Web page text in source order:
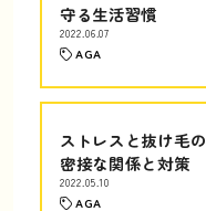
守る生活習慣
2022.06.07
AGA
ストレスと抜け毛の
密接な関係と対策
2022.05.10
AGA